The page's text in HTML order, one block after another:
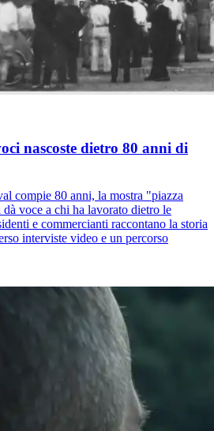
nascoste dietro 80 anni di
compie 80 anni, la mostra "piazza
voce a chi ha lavorato dietro le
e commercianti raccontano la storia
interviste video e un percorso